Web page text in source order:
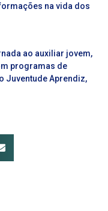
na vida dos
ao auxiliar jovem,
programas de
Juventude Aprendiz,